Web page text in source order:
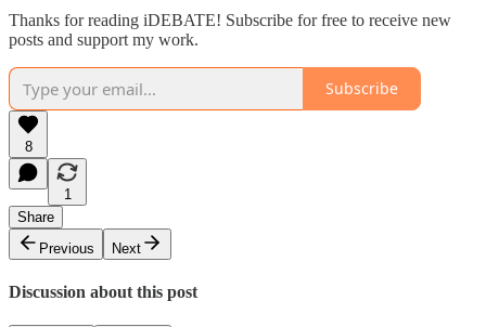
Thanks for reading iDEBATE! Subscribe for free to receive new
posts and support my work.
Subscribe
8
1
Share
Previous
Next
Discussion about this post